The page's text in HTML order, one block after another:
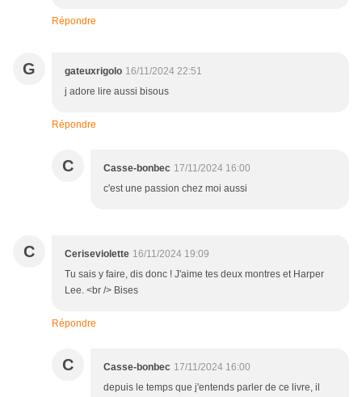
Répondre
G gateuxrigolo 16/11/2024 22:51
j adore lire aussi bisous
Répondre
C Casse-bonbec 17/11/2024 16:00
c'est une passion chez moi aussi
C Ceriseviolette 16/11/2024 19:09
Tu sais y faire, dis donc ! J'aime tes deux montres et Harper
Lee. <br /> Bises
Répondre
C Casse-bonbec 17/11/2024 16:00
depuis le temps que j'entends parler de ce livre, il